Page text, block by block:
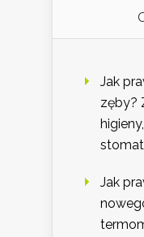
Jak
zęby?
Jak